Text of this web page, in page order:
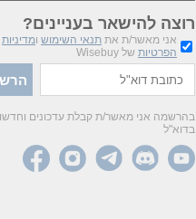
רוצה להישאר בעניינים?
אני מאשר/ת את תנאי השימוש ומדיניות
הפרטיות של Wisebuy
בהרשמה אני מאשר/ת קבלת עדכונים
בדוא"ל